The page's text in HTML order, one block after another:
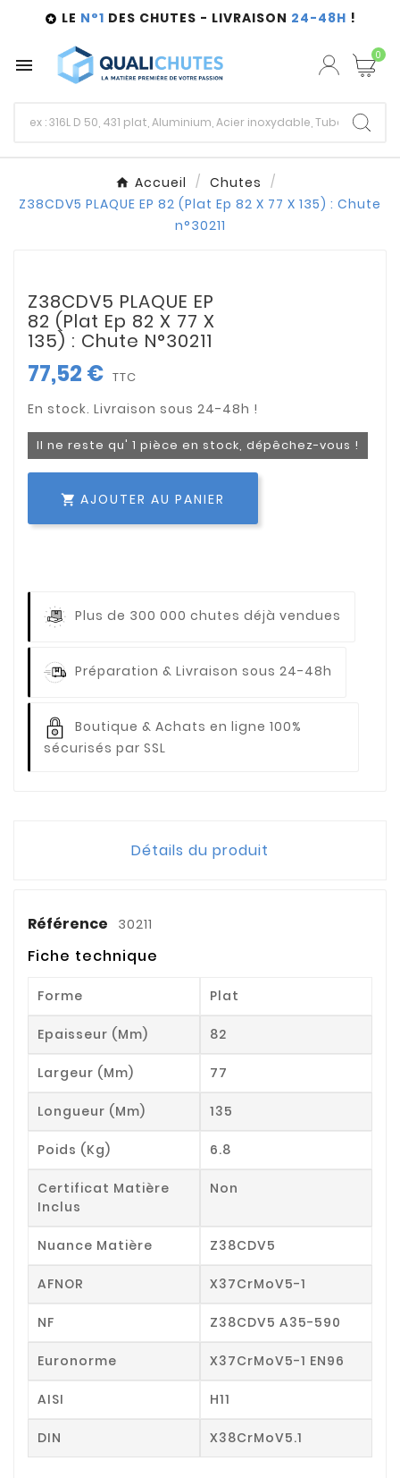
 LE N°1 DES CHUTES - LIVRAISON 24-48H !
 0
Accueil
Chutes
Z38CDV5 PLAQUE EP 82 (Plat Ep 82 X 77 X 135) : Chute
n°30211
Z38CDV5 PLAQUE EP
82 (Plat Ep 82 X 77 X
135) : Chute N°30211
77,52 € TTC
Il ne reste qu' 1 pièce en stock, dépêchez-vous !
 AJOUTER AU PANIER
Plus de 300 000 chutes déjà vendues
Préparation & Livraison sous 24-48h
Boutique & Achats en ligne 100%
sécurisés par SSL
Détails du produit
Référence 30211
Fiche technique
Forme Plat
Epaisseur (mm) 82
Largeur (mm) 77
Longueur (mm) 135
Poids (kg) 6.8
Certificat Matière
Inclus
Non
Nuance Matière Z38CDV5
AFNOR X37CrMoV5-1
NF Z38CDV5 A35-590
Euronorme X37CrMoV5-1 EN96
AISI H11
DIN X38CrMoV5.1